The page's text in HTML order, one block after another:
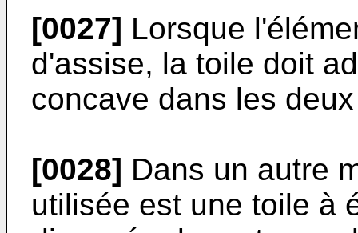
[0027] Lorsque
d'assise, la toile doit
concave dans les
[0028] Dans un autre
utilisée est une toile à